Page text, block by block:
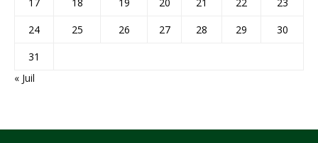
17
18 19 20 21 22
23
24
25 26 27 28 29
30
31
« Juil